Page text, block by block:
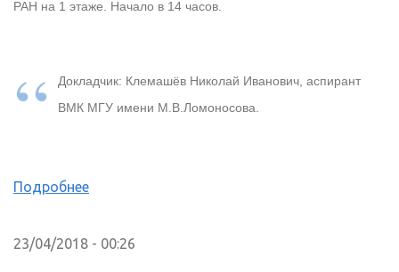
РАН на 1 этаже. Начало в 14 часов.
Докладчик: Клемашёв Николай Иванович, аспирант
ВМК МГУ имени М.В.Ломоносова.
Подробнее
23/04/2018 - 00:26